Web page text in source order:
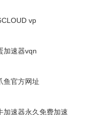
vp
加速器vqn
鱼官方网址
加速器永久免费加速